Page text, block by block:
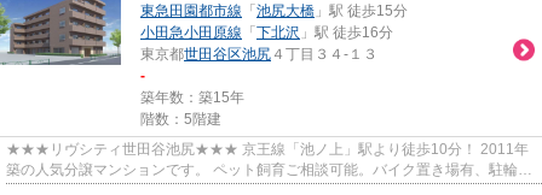
東急田園都市線 「 池尻大橋 」駅 徒歩15分
小田急小田原線 「 下北沢 」駅 徒歩16分
東京都世田谷区池尻 ４丁目３４-１３
-
築年数：築15年
階数：5階建
★★★リヴシティ世田谷池尻★★★ 京王線「池ノ上」駅より徒歩10分！ 2011年
築の人気分譲マンションです。 ペット飼育ご相談可能。バイク置き場有、駐輪場